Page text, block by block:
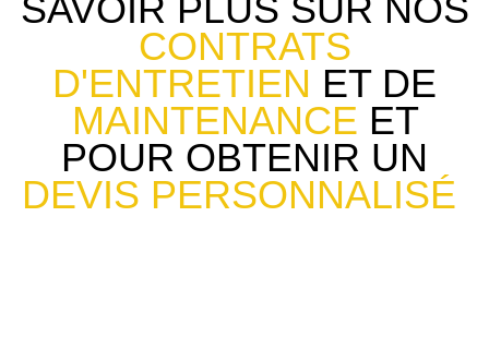
SAVOIR PLUS SUR NOS
CONTRATS
D'ENTRETIEN ET DE
MAINTENANCE ET
POUR OBTENIR UN
DEVIS PERSONNALISÉ